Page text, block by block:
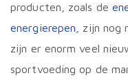
producten, zoals de
energierepen , zijn
zijn er enorm veel
sportvoeding op de